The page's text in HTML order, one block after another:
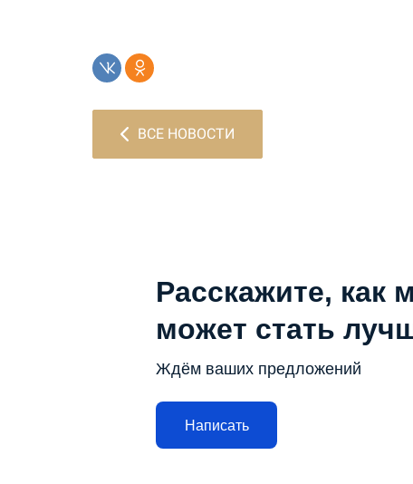
ВСЕ НОВОСТИ
Расскажите, как
может стать
Ждём ваших предложений
Написать